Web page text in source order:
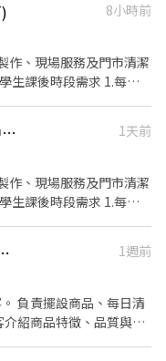
(品)、福委會福利8小時前
作、現場服務及門市清潔
驗 1.新進學習訓練(教室
課程) 【福利】
夥伴和公司一起成長 1.
災保險、退休金提撥6%
庭照顧假、生理假等等
(品)、福委會福利
門市時薪人員-中環門市(環球購物中心中和店)
1天前
作、現場服務及門市清潔
驗 1.新進學習訓練(教室
課程) 【福利】
夥伴和公司一起成長 1.
災保險、退休金提撥6%
竹圍捷運站對面）
1週前